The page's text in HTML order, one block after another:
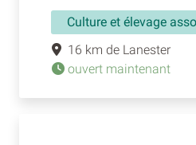
Culture et élevage
16 km de Lanester
ouvert maintenant